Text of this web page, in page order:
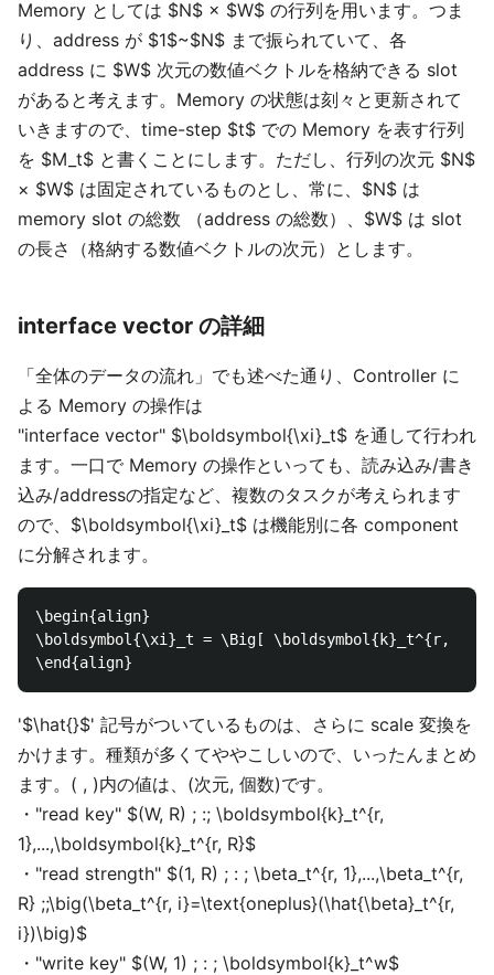
Memory としては $N$ × $W$ の行列を用います。つま
り、address が $1$~$N$ まで振られていて、各
address に $W$ 次元の数値ベクトルを格納できる slot
があると考えます。Memory の状態は刻々と更新されて
いきますので、time-step $t$ での Memory を表す行列
を $M_t$ と書くことにします。ただし、行列の次元 $N$
× $W$ は固定されているものとし、常に、$N$ は
memory slot の総数 （address の総数）、$W$ は slot
の長さ（格納する数値ベクトルの次元）とします。
interface vector の詳細
「全体のデータの流れ」でも述べた通り、Controller に
よる Memory の操作は
"interface vector" $\boldsymbol{\xi}_t$ を通して行われ
ます。一口で Memory の操作といっても、読み込み/書き
込み/addressの指定など、複数のタスクが考えられます
ので、$\boldsymbol{\xi}_t$ は機能別に各 component
に分解されます。
\begin{align}
\boldsymbol{\xi}_t = \Big[ \boldsymbol{k}_t^{r,
'$\hat{}$' 記号がついているものは、さらに scale 変換を
かけます。種類が多くてややこしいので、いったんまとめ
ます。( , )内の値は、(次元, 個数)です。
・"read key" $(W, R) ; :; \boldsymbol{k}_t^{r,
1},...,\boldsymbol{k}_t^{r, R}$
・"read strength" $(1, R) ; : ; \beta_t^{r, 1},...,\beta_t^{r,
R} ;;\big(\beta_t^{r, i}=\text{oneplus}(\hat{\beta}_t^{r,
i})\big)$
・"write key" $(W, 1) ; : ; \boldsymbol{k}_t^w$